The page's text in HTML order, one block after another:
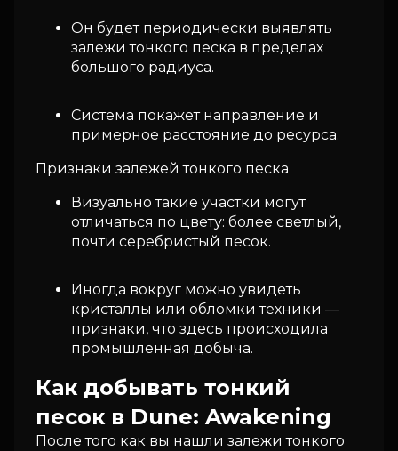
Он будет периодически выявлять
залежи тонкого песка в пределах
большого радиуса.
Система покажет направление и
примерное расстояние до ресурса.
Признаки залежей тонкого песка
Визуально такие участки могут
отличаться по цвету: более светлый,
почти серебристый песок.
Иногда вокруг можно увидеть
кристаллы или обломки техники —
признаки, что здесь происходила
промышленная добыча.
Как добывать тонкий
песок в Dune: Awakening
После того как вы нашли залежи тонкого